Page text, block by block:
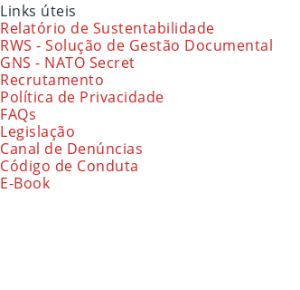
Links úteis
Relatório de Sustentabilidade
RWS - Solução de Gestão Documental
GNS - NATO Secret
Recrutamento
Política de Privacidade
FAQs
Legislação
Canal de Denúncias
Código de Conduta
E-Book